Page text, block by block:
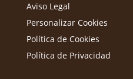
Aviso Legal
Personalizar Cookies
Política de Cookies
Política de Privacidad